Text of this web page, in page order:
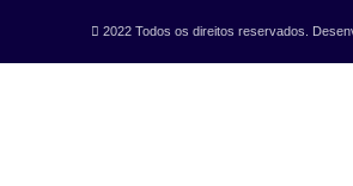
2022 Todos os direitos reservados.